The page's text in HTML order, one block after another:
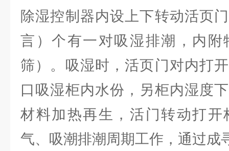
除湿控制器内设上下转动活页
言）个有一对吸湿排潮，内附
筛）。吸湿时，活页门对内打
口吸湿柜内水份，另柜内湿度
材料加热再生，活门转动打开
气、吸潮排潮周期工作，通过成